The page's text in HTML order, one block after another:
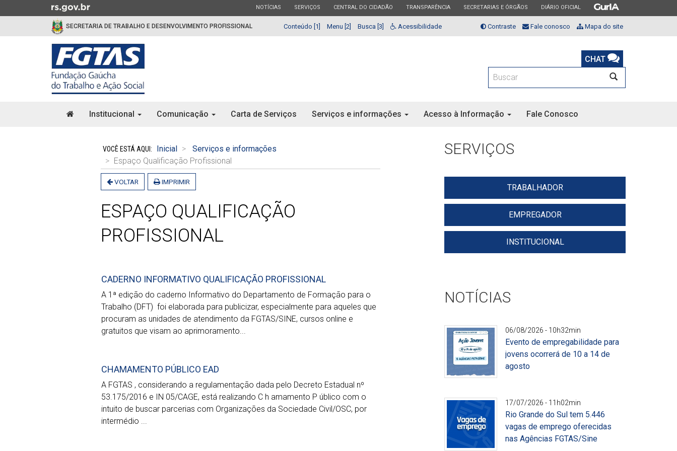
para
ESTADO
NOTÍCIAS ESTADO
SERVIÇOS ESTADO
CENTRAL DO CIDADÃO ESTADO
TRANSPARÊNCIA ESTADO
SECRETARIAS E ÓRGÃOS ESTADO
DIÁRIO OFICIAL ESTADO
SECRETARIA DE TRABALHO E DESENVOLVIMENTO PROFISSIONAL Conteúdo [1] Menu [2] Busca [3] Acessibilidade Contraste Fale conosco Mapa do site
CHAT
Institucional Comunicação Carta de Serviços Serviços e informações Acesso à Informação
Fale Conosco
Inicial
Serviços e informações
Espaço Qualificação Profissional
VOLTAR IMPRIMIR
ESPAÇO QUALIFICAÇÃO
PROFISSIONAL
CADERNO INFORMATIVO QUALIFICAÇÃO PROFISSIONAL
A 1ª edição do caderno Informativo do Departamento de Formação para o
Trabalho (DFT) foi elaborada para publicizar, especialmente para aqueles que
procuram as unidades de atendimento da FGTAS/SINE, cursos online e
gratuitos que visam ao aprimoramento...
CHAMAMENTO PÚBLICO EAD
A FGTAS , considerando a regulamentação dada pelo Decreto Estadual nº
53.175/2016 e IN 05/CAGE, está realizando C h amamento P úblico com o
intuito de buscar parcerias com Organizações da Sociedade Civil/OSC, por
intermédio ...
SERVIÇOS
TRABALHADOR
EMPREGADOR
INSTITUCIONAL
NOTÍCIAS
Divulgação
06/08/2026 - 10h32min
Evento de empregabilidade para
jovens ocorrerá de 10 a 14 de
agosto
17/07/2026 - 11h02min
Rio Grande do Sul tem 5.446
vagas de emprego oferecidas
nas Agências FGTAS/Sine